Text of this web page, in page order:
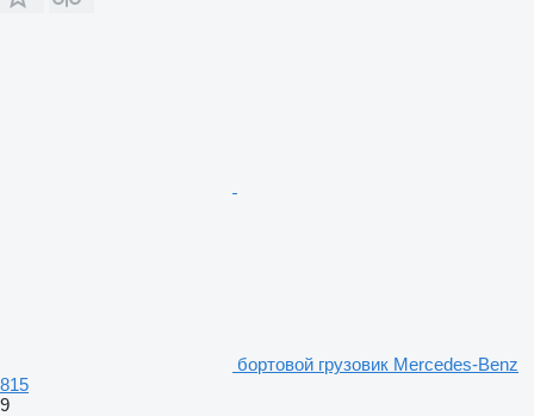
бортовой грузовик Mercedes-Benz
815
9